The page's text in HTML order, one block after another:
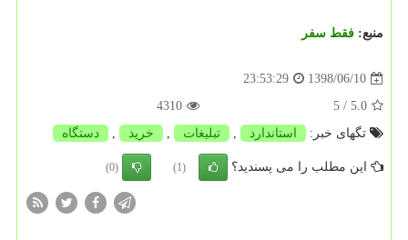
منبع: فقط سفر
1398/06/10
23:53:29
5.0
/ 5
4310
تگهای خبر:
استاندارد , تبلیغات , خرید , دستگاه
این مطلب را می پسندید؟ (1)
(0)